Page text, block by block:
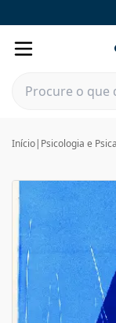
Início| Psicologia e